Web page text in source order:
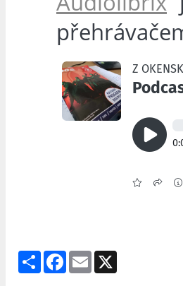
Share Facebook
Email